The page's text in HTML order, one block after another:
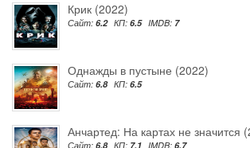
Крик (2022)
Сайт: 6.2 КП: 6.5 IMDB: 7
Однажды в пустыне (2022)
Сайт: 6.8 КП: 6.5
Анчартед: На картах не значится
Сайт: 6.8 КП: 7.1 IMDB: 6.7